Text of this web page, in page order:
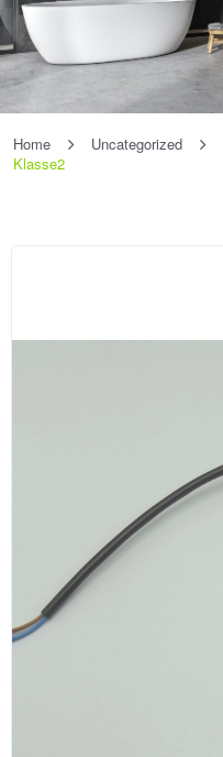
Home Uncategorized
Klasse2